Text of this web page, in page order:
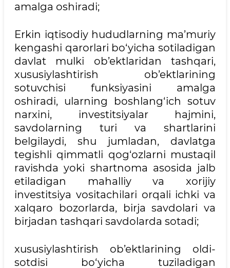
amalga oshiradi;
Erkin iqtisodiy hududlarning ma’muriy
kengashi qarorlari bo‘yicha sotiladigan
davlat mulki ob’ektlaridan tashqari,
xususiylashtirish ob’ektlarining
sotuvchisi funksiyasini amalga
oshiradi, ularning boshlang‘ich sotuv
narxini, investitsiyalar hajmini,
savdolarning turi va shartlarini
belgilaydi, shu jumladan, davlatga
tegishli qimmatli qog‘ozlarni mustaqil
ravishda yoki shartnoma asosida jalb
etiladigan mahalliy va xorijiy
investitsiya vositachilari orqali ichki va
xalqaro bozorlarda, birja savdolari va
birjadan tashqari savdolarda sotadi;
xususiylashtirish ob’ektlarining oldi-
sotdisi bo‘yicha tuziladigan